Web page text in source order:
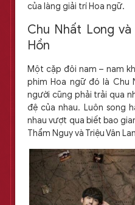
của làng giải trí Hoa ngữ.
Chu Nhất Long
Hồn
Một cặp đôi nam – nam
phim Hoa ngữ đó là Chu
người cũng phải trải qua
đệ của nhau. Luôn song
nhau vượt qua biết bao
Thẩm Nguy và Triệu Vân